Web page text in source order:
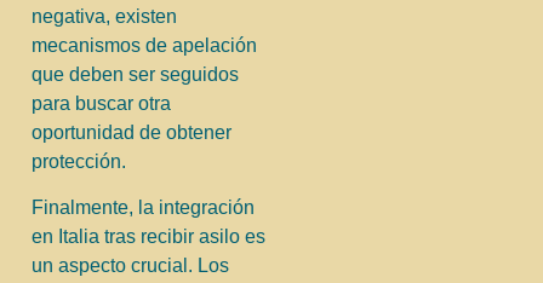
negativa, existen
mecanismos de apelación
que deben ser seguidos
para buscar otra
oportunidad de obtener
protección.
Finalmente, la integración
en Italia tras recibir asilo es
un aspecto crucial. Los